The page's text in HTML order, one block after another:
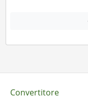
Convertitore